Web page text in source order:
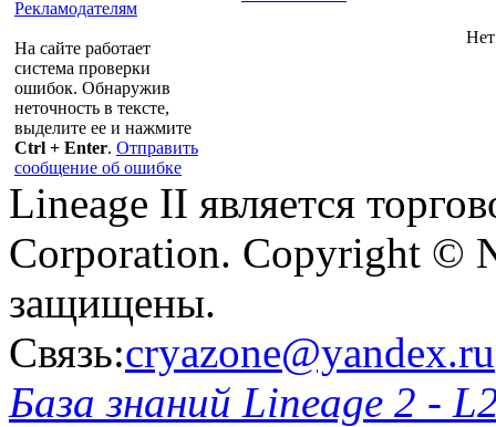
Рекламодателям
На сайте работает
система проверки
ошибок. Обнаружив
неточность в тексте,
выделите ее и нажмите
Ctrl + Enter. Отправить
сообщение об ошибке
Нет
Lineage II является
Corporation. Copyright ©
защищены.
Связь:cryazone@yandex.ru
База знаний Lineage 2 -